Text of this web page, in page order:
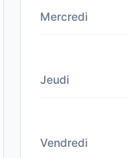
Mercredi
Jeudi
Vendredi